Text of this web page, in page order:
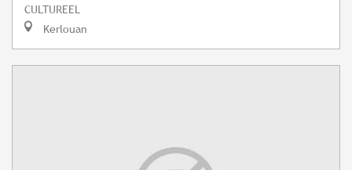
CULTUREEL
Kerlouan